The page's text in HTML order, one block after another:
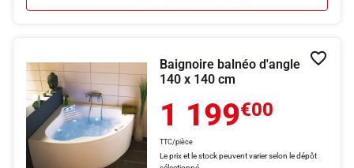
Baignoire balnéo d'angle
140 x 140 cm
1 199€00
TTC/pièce
Le prix et le stock peuvent varier selon le dépôt